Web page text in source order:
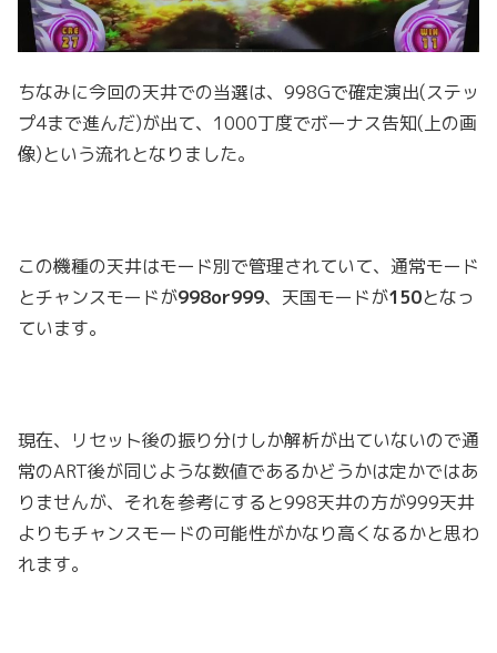
ちなみに今回の天井での当選は、998Gで確定演出(ステッ
プ4まで進んだ)が出て、1000丁度でボーナス告知(上の画
像)という流れとなりました。
この機種の天井はモード別で管理されていて、通常モード
とチャンスモードが998or999、天国モードが150となっ
ています。
現在、リセット後の振り分けしか解析が出ていないので通
常のART後が同じような数値であるかどうかは定かではあ
りませんが、それを参考にすると998天井の方が999天井
よりもチャンスモードの可能性がかなり高くなるかと思わ
れます。